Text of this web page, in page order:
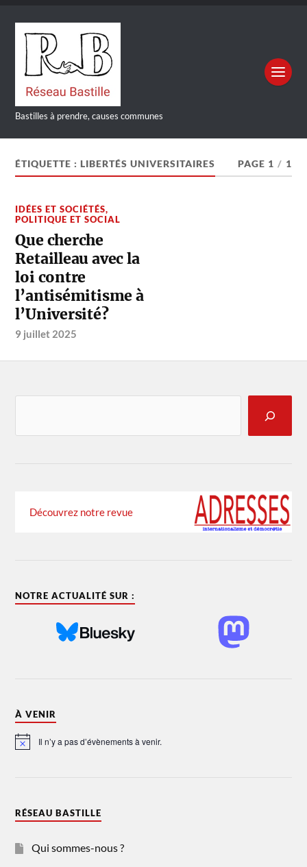
Bastilles à prendre, causes communes
ÉTIQUETTE :LIBERTÉS UNIVERSITAIRES PAGE 1 / 1
IDÉES ET SOCIÉTÉS,
POLITIQUE ET SOCIAL
Que cherche
Retailleau avec la
loi contre
l’antisémitisme à
l’Université?
9 juillet 2025
Découvrez notre revue
NOTRE ACTUALITÉ SUR :
À VENIR
Notice Il n’y a pas d’évènements à venir.
RÉSEAU BASTILLE
Qui sommes-nous ?